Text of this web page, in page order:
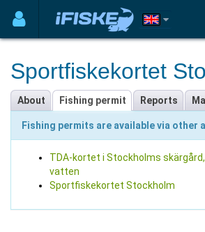
Sportfiskekortet
About Fishing permit Reports
Fishing permits are available via other
TDA-kortet i Stockholms
vatten
Sportfiskekortet Stockholm